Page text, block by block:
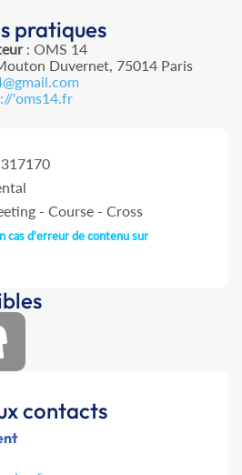
pratiques
: OMS 14
Duvernet, 75014 Paris
'oms14.fr
- Course - Cross
cas d'erreur de contenu sur
contacts